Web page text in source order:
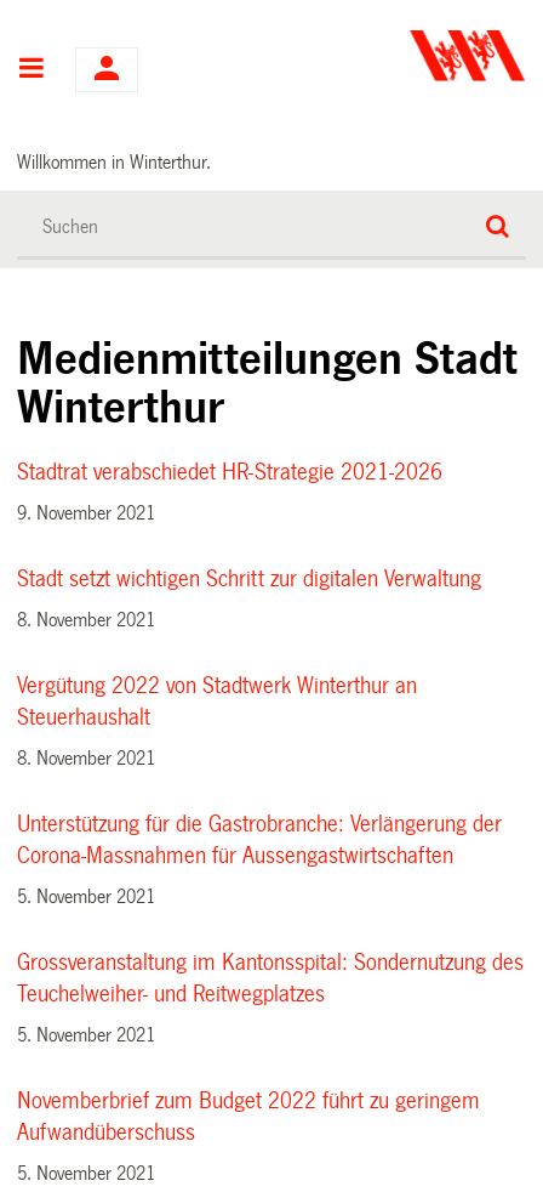
Hauptnavigation
Willkommen in Winterthur.
Medienmitteilungen Stadt
Winterthur
Stadtrat verabschiedet HR-Strategie 2021-2026
9. November 2021
Stadt setzt wichtigen Schritt zur digitalen Verwaltung
8. November 2021
Vergütung 2022 von Stadtwerk Winterthur an
Steuerhaushalt
8. November 2021
Unterstützung für die Gastrobranche: Verlängerung der
Corona-Massnahmen für Aussengastwirtschaften
5. November 2021
Grossveranstaltung im Kantonsspital: Sondernutzung des
Teuchelweiher- und Reitwegplatzes
5. November 2021
Novemberbrief zum Budget 2022 führt zu geringem
Aufwandüberschuss
5. November 2021